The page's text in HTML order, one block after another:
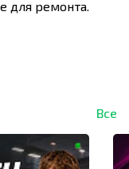
для ремонта.
Все